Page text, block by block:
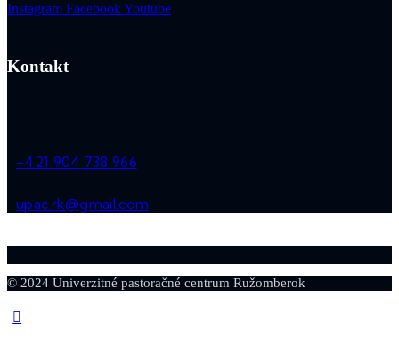
Instagram FacebookYoutube
Kontakt
+421 904 738 966
upac.rk@gmail.com
© 2024 Univerzitné pastoračné centrum Ružomberok